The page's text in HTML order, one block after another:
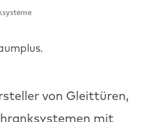
von Gleit­türen,
mit